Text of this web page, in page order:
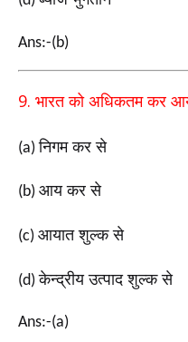
Ans:-(b)
9. भारत को अधिकतम कर आय
(a)निगम कर से
(b) आय कर से
(c) आयात शुल्क से
(d)केन्द्रीय उत्पाद शुल्क से
Ans:-(a)